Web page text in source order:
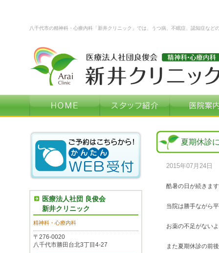
八千代市の精神科・心療内科「新井クリニック」では、うつ病、不眠症、認知症な
夏期休診
2015年07月24日
酷暑の日が続きま
当院は勝手ながら
お薬の不足がない
また夏期休診の前
医療法人社団 良俊会
新井クリニック
精神科・心療内科
〒276-0020
八千代市勝田台北3丁目4-27